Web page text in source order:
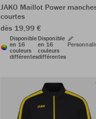
JAKO Maillot Power
courtes
dès 19,99 €
Disponible
en 16
couleurs
différentes
Disponible
en 16
couleurs
différentes